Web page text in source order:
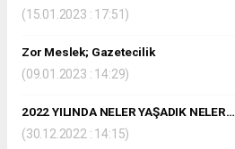
(15.01.2023 : 17:51)
Zor Meslek; Gazetecilik
(09.01.2023 : 14:29)
2022 YILINDA NELER YAŞADIK NELER…
(30.12.2022 : 14:15)